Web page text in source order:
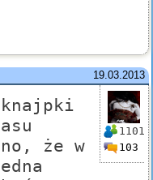
19.03.2013
1101
103
że w